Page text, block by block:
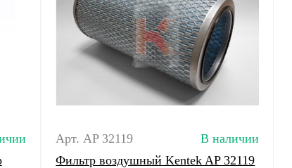
Арт. AP 32119
В наличии
Фильтр воздушный Kentek AP 32119